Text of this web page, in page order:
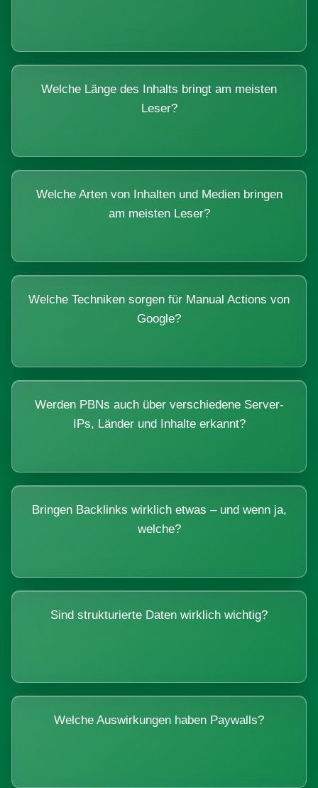
Welche Länge des Inhalts bringt am meisten
Leser?
Welche Arten von Inhalten und Medien bringen
am meisten Leser?
Welche Techniken sorgen für Manual Actions von
Google?
Werden PBNs auch über verschiedene Server-
IPs, Länder und Inhalte erkannt?
Bringen Backlinks wirklich etwas – und wenn ja,
welche?
Sind strukturierte Daten wirklich wichtig?
Welche Auswirkungen haben Paywalls?